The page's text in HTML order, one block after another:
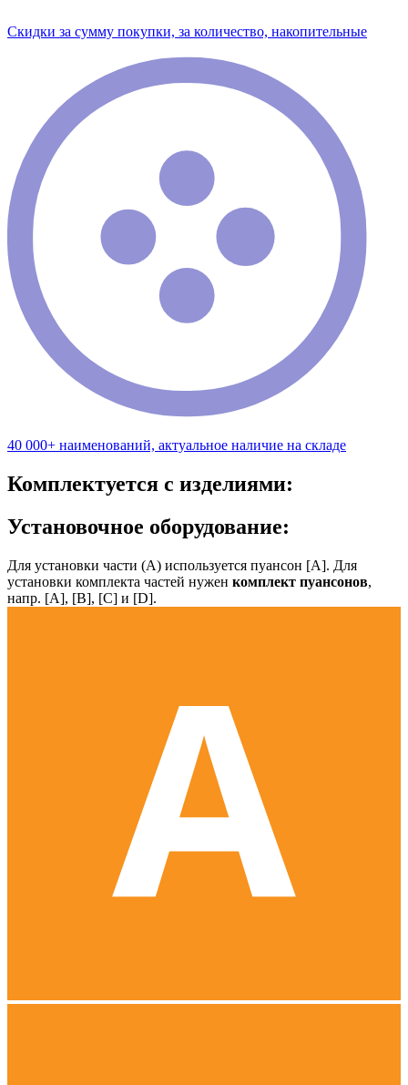
Скидки за сумму покупки, за количество, накопительные
40 000+ наименований, актуальное наличие на складе
Комплектуется с изделиями:
Установочное оборудование:
Для установки части (А) используется пуансон [А]. Для
установки комплекта частей нужен комплект пуансонов,
напр. [А], [B], [С] и [D].